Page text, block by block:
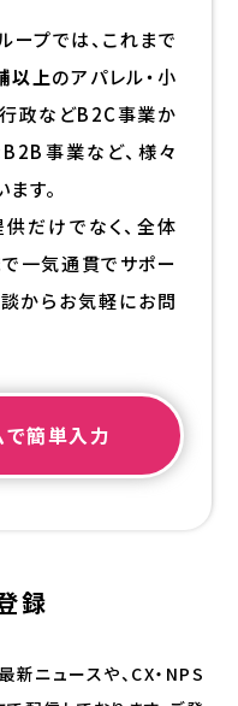
ープでは、これまで
以上のアパレル・小
政などB2C事業か
事業など、様々
す。
だけでなく、全体
一気通貫でサポー
からお気軽にお問
で簡単入力
録
ュースや、CX・NPS